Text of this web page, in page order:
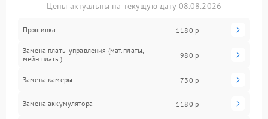
Цены актуальны на текущую дату 08.08.2026
Прошивка 1180 р
Замена платы управления (мат.платы,
мейн платы)
980 р
Замена камеры 730 р
Замена аккумулятора 1180 р